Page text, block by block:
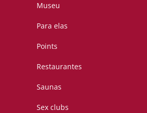
Museu
Para elas
Points
Restaurantes
Saunas
Sex clubs